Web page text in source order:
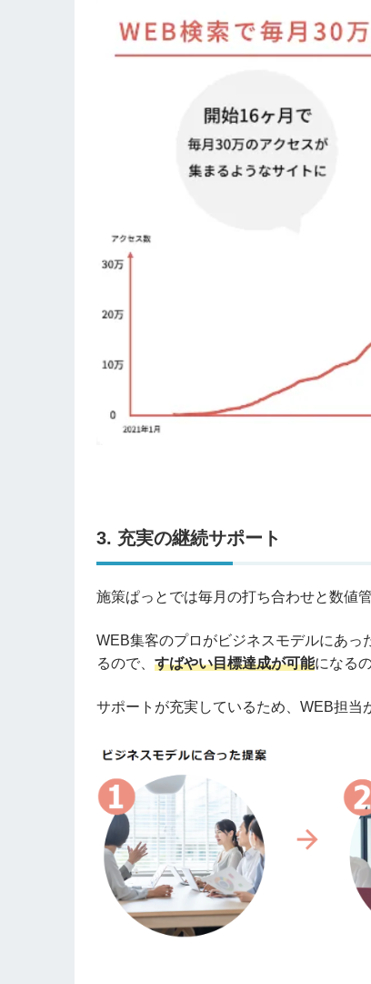
3. 充実の継続サポート
施策ぱっとでは毎月の打ち合わせと数値
WEB集客のプロがビジネスモデルにあ
るので、 すばやい目標達成が可能になる
サポートが充実しているため、WEB担当